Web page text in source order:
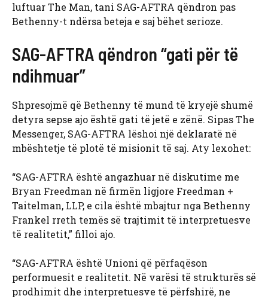
luftuar The Man, tani SAG-AFTRA qëndron pas
Bethenny-t ndërsa beteja e saj bëhet serioze.
SAG-AFTRA qëndron “gati për të
ndihmuar”
Shpresojmë që Bethenny të mund të kryejë shumë
detyra sepse ajo është gati të jetë e zënë. Sipas The
Messenger, SAG-AFTRA lëshoi ​​një deklaratë në
mbështetje të plotë të misionit të saj. Aty lexohet:
“SAG-AFTRA është angazhuar në diskutime me
Bryan Freedman në firmën ligjore Freedman +
Taitelman, LLP, e cila është mbajtur nga Bethenny
Frankel rreth temës së trajtimit të interpretuesve
të realitetit,” filloi ajo.
“SAG-AFTRA është Unioni që përfaqëson
performuesit e realitetit. Në varësi të strukturës së
prodhimit dhe interpretuesve të përfshirë, ne